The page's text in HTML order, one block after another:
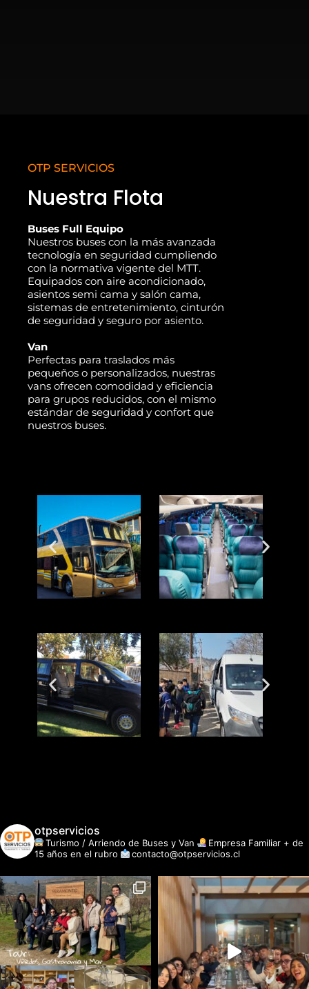
OTP SERVICIOS
Nuestra Flota
Buses Full Equipo
Nuestros buses con la más avanzada
tecnología en seguridad cumpliendo
con la normativa vigente del MTT.
Equipados con aire acondicionado,
asientos semi cama y salón cama,
sistemas de entretenimiento, cinturón
de seguridad y seguro por asiento.
Van
Perfectas para traslados más
pequeños o personalizados, nuestras
vans ofrecen comodidad y eficiencia
para grupos reducidos, con el mismo
estándar de seguridad y confort que
nuestros buses.
otpservicios
Turismo / Arriendo de Buses y Van
Empresa Familiar + de
15 años en el rubro
contacto@otpservicios.cl